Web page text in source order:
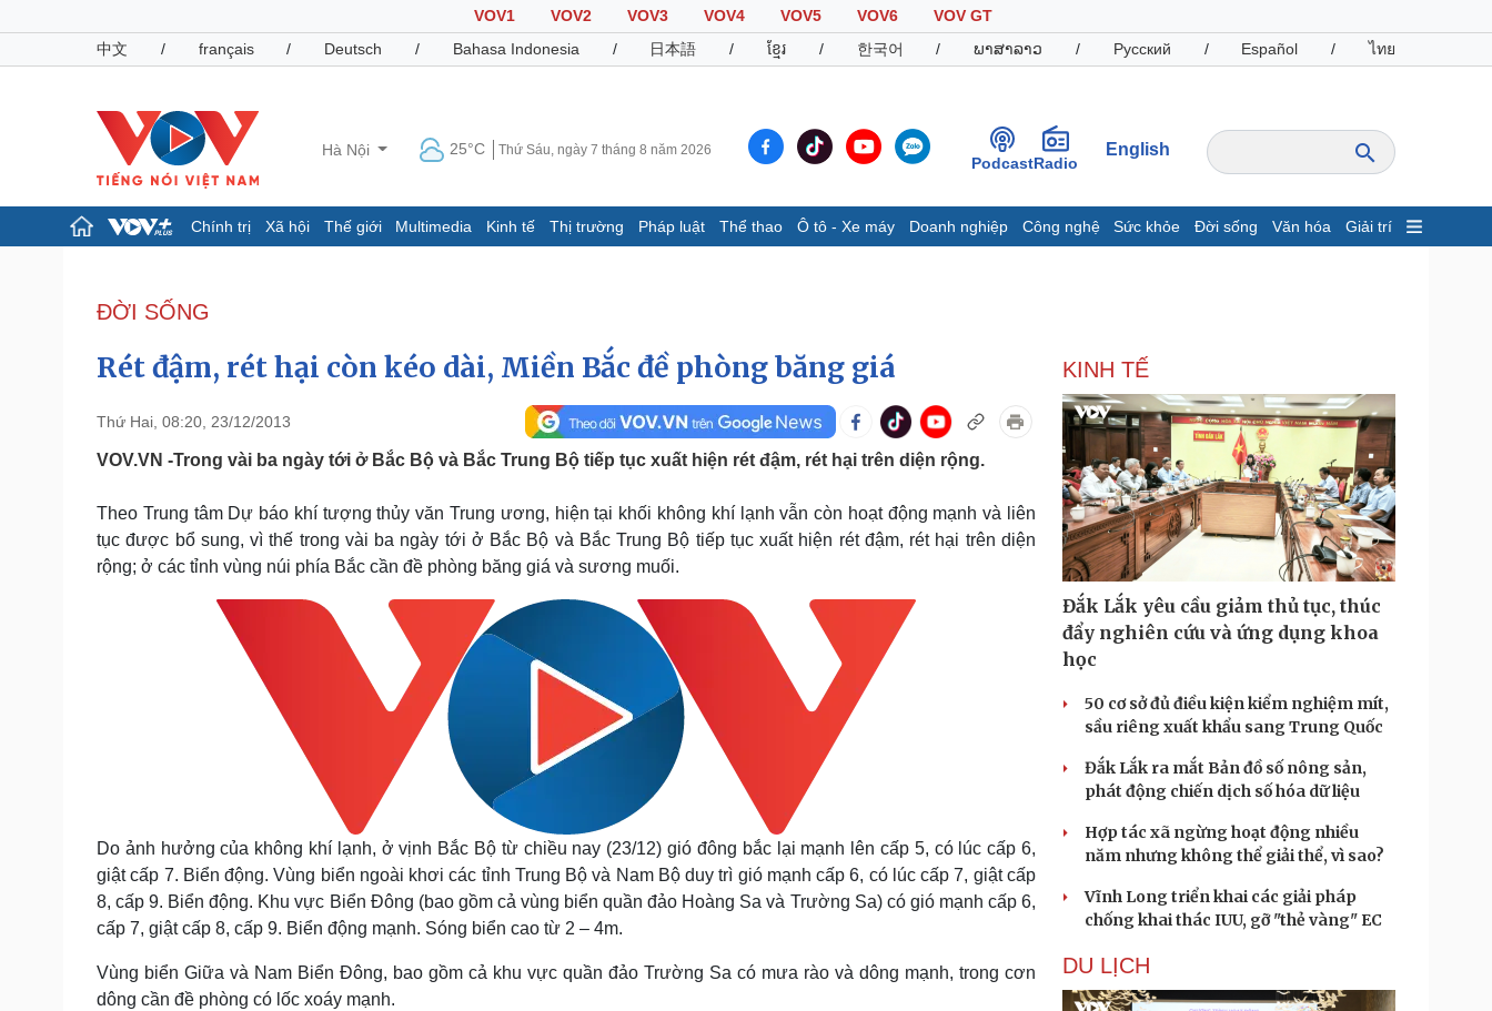
VOV1 VOV2 VOV3 VOV4 VOV5 VOV6
VOV GT
中文
/ français / Deutsch / Bahasa Indonesia / 日本語 / ខ្មែរ / 한국어 / ພາສາລາວ / Русский / Español / ไทย
Hà Nội 25°C Thứ Sáu, ngày 7 tháng 8 năm 2026
PodcastRadio
English
Chính trị Xã hội Thế giới Multimedia Kinh tế Thị trường Pháp luật Thể thao Ô tô - Xe máy Doanh nghiệp Công nghệ Sức khỏe Đời sống Văn hóa Giải trí
Đảng
Tổ chức nhân sự
Nhận diện sự thật
Dấu ấn VOV
Hồ sơ
Infographic
Giá cà phê
Pháp luật
Tin nóng
Tư vấn luật
Quân sự - Quốc phòng
Việt Nam
Phân tích
Thể thao
Lịch thi đấu bóng đá
Thế giới thể thao
eSports
Hậu trường
Ô tô - Xe máy
Xe máy
Tư vấn
Doanh nghiệp
Thông tin doanh nghiệp
Doanh nghiệp 24h
Doanh nhân
Vì cộng đồng
Công nghệ
Sành điệu
Tin Công nghệ
Trải nghiệm
Chuyển đổi số
Dinh dưỡng - món ngon
Đời sống
Nhà đẹp
Tình yêu - Gia đình
Sân khấu - Điện ảnh
Văn học
Âm nhạc
Nghệ sĩ
Thời trang
Sao Việt
Podcast
Câu chuyện thời sự
Cửa sổ tình yêu
Kể chuyện cho bé
Hạt giống tâm hồn
Cải chính
ĐỜI SỐNG
Rét đậm, rét hại còn kéo dài, Miền Bắc đề phòng băng giá
Thứ Hai, 08:20, 23/12/2013
VOV.VN -Trong vài ba ngày tới ở Bắc Bộ và Bắc Trung Bộ tiếp tục xuất hiện rét đậm, rét hại trên diện rộng.
Theo Trung tâm Dự báo khí tượng thủy văn Trung ương, hiện tại khối không khí lạnh vẫn còn hoạt động mạnh và liên
tục được bổ sung, vì thế trong vài ba ngày tới ở Bắc Bộ và Bắc Trung Bộ tiếp tục xuất hiện rét đậm, rét hại trên diện
rộng; ở các tỉnh vùng núi phía Bắc cần đề phòng băng giá và sương muối.
Do ảnh hưởng của không khí lạnh, ở vịnh Bắc Bộ từ chiều nay (23/12) gió đông bắc lại mạnh lên cấp 5, có lúc cấp 6,
giật cấp 7. Biển động. Vùng biển ngoài khơi các tỉnh Trung Bộ và Nam Bộ duy trì gió mạnh cấp 6, có lúc cấp 7, giật cấp
8, cấp 9. Biển động. Khu vực Biển Đông (bao gồm cả vùng biển quần đảo Hoàng Sa và Trường Sa) có gió mạnh cấp 6,
cấp 7, giật cấp 8, cấp 9. Biển động mạnh. Sóng biển cao từ 2 – 4m.
Vùng biển Giữa và Nam Biển Đông, bao gồm cả khu vực quần đảo Trường Sa có mưa rào và dông mạnh, trong cơn
dông cần đề phòng có lốc xoáy mạnh.
KINH TẾ
Đắk Lắk yêu cầu giảm thủ tục, thúc
đẩy nghiên cứu và ứng dụng khoa
học
50 cơ sở đủ điều kiện kiểm nghiệm mít,
sầu riêng xuất khẩu sang Trung Quốc
Đắk Lắk ra mắt Bản đồ số nông sản,
phát động chiến dịch số hóa dữ liệu
Hợp tác xã ngừng hoạt động nhiều
năm nhưng không thể giải thể, vì sao?
Vĩnh Long triển khai các giải pháp
chống khai thác IUU, gỡ "thẻ vàng" EC
DU LỊCH